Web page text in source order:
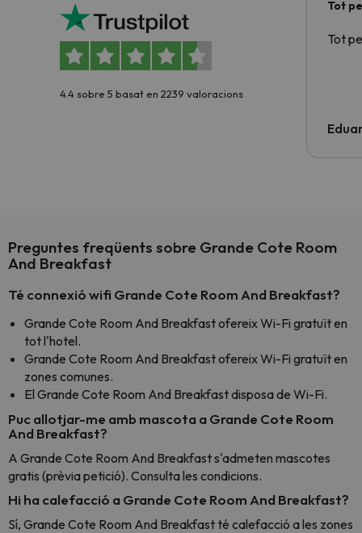
4.4 sobre 5 basat en 2239 valoracions
Tot
Tot
Preguntes freqüents sobre Grande Cote Room
And Breakfast
Té connexió wifi Grande Cote Room And Breakfast?
Grande Cote Room And Breakfast ofereix Wi-Fi gratuït en
tot l'hotel.
Grande Cote Room And Breakfast ofereix Wi-Fi gratuït en
zones comunes.
El Grande Cote Room And Breakfast disposa de Wi-Fi.
Puc allotjar-me amb mascota a Grande Cote Room
And Breakfast?
A Grande Cote Room And Breakfast s'admeten mascotes
gratis (prèvia petició). Consulta les condicions.
Hi ha calefacció a Grande Cote Room And Breakfast?
Sí, Grande Cote Room And Breakfast té calefacció a les zones